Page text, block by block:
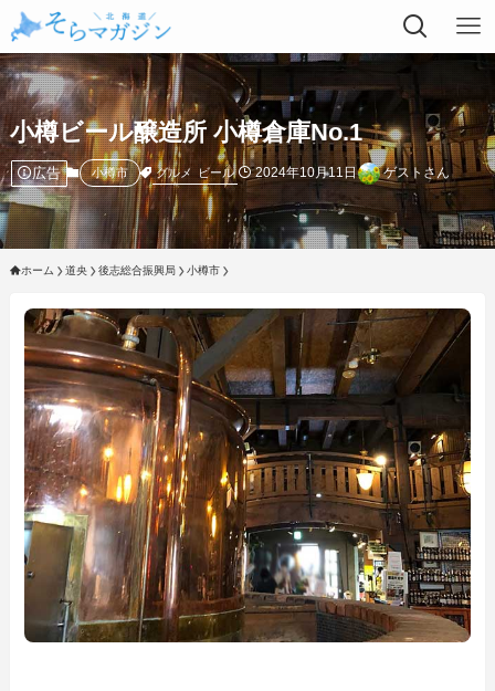
小樽ビール醸造所 小樽倉庫No.1
広告 小樽市 グルメ ビール 2024年10月11日 ゲストさん
ホーム 道央 後志総合振興局 小樽市